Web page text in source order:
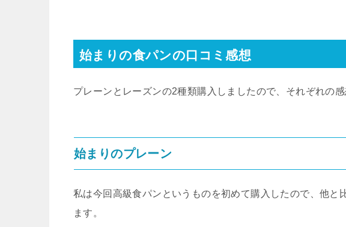
始まりの食パンの口コミ感想
プレーンとレーズンの2種類購入しましたので、それぞれの感
始まりのプレーン
私は今回高級食パンというものを初めて購入したので、他と
ます。